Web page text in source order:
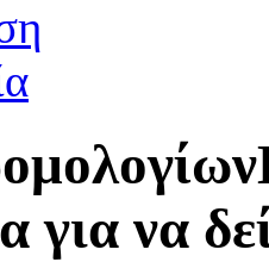
για να